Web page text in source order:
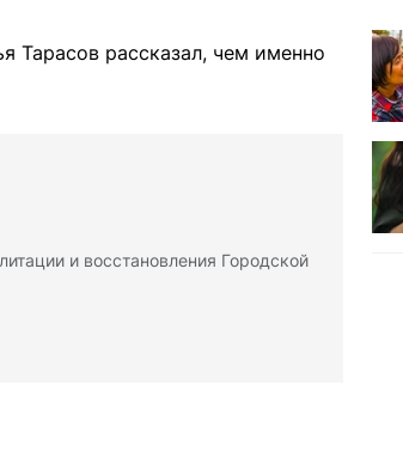
Тарасов рассказал, чем именно
и восстановления Городской